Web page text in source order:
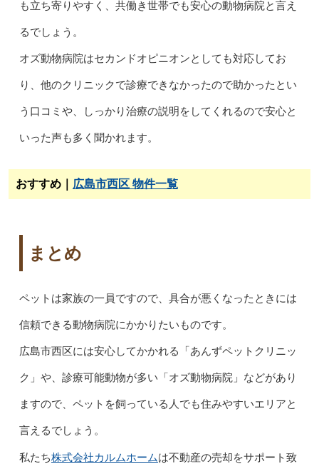
も立ち寄りやすく、共働き世帯でも安心の動物病院と言え
るでしょう。
オズ動物病院はセカンドオピニオンとしても対応してお
り、他のクリニックで診療できなかったので助かったとい
う口コミや、しっかり治療の説明をしてくれるので安心と
いった声も多く聞かれます。
おすすめ｜ 広島市西区 物件一覧
まとめ
ペットは家族の一員ですので、具合が悪くなったときには
信頼できる動物病院にかかりたいものです。
広島市西区には安心してかかれる「あんずペットクリニッ
ク」や、診療可能動物が多い「オズ動物病院」などがあり
ますので、ペットを飼っている人でも住みやすいエリアと
言えるでしょう。
私たち株式会社カルムホームは不動産の売却をサポート致